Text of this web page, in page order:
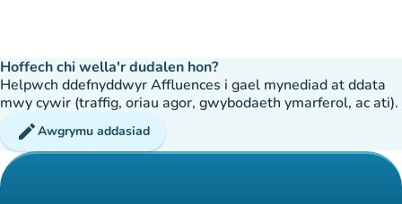
Hoffech chi wella'r dudalen hon?
Helpwch ddefnyddwyr Affluences i gael mynediad at ddata
mwy cywir (traffig, oriau agor, gwybodaeth ymarferol, ac ati).
editAwgrymu addasiad